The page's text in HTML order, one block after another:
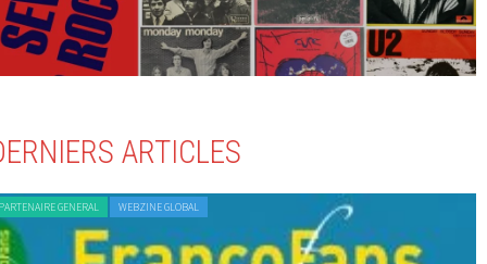
ARTICLES
GENERAL WEBZINE GLOBAL